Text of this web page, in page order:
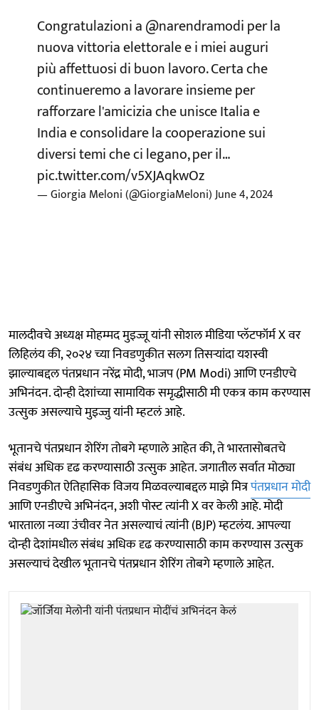
Congratulazioni a@narendramodiper la
nuova vittoria elettorale e i miei auguri
più affettuosi di buon lavoro. Certa che
continueremo a lavorare insieme per
rafforzare l'amicizia che unisce Italia e
India e consolidare la cooperazione sui
diversi temi che ci legano, per il…
pic.twitter.com/v5XJAqkwOz
— Giorgia Meloni (@GiorgiaMeloni)June 4, 2024
मालदीवचे अध्यक्ष मोहम्मद मुइज्जू यांनी सोशल मीडिया प्लॅटफॉर्म X वर
लिहिलंय की, २०२४ च्या निवडणुकीत सलग तिसऱ्यांदा यशस्वी
झाल्याबद्दल पंतप्रधान नरेंद्र मोदी, भाजप (PM Modi) आणि एनडीएचे
अभिनंदन. दोन्ही देशांच्या सामायिक समृद्धीसाठी मी एकत्र काम करण्यास
उत्सुक असल्याचे मुइज्जु यांनी म्हटलं आहे.
भूतानचे पंतप्रधान शेरिंग तोबगे म्हणाले आहेत की, ते भारतासोबतचे
संबंध अधिक दृढ करण्यासाठी उत्सुक आहेत. जगातील सर्वात मोठ्या
निवडणुकीत ऐतिहासिक विजय मिळवल्याबद्दल माझे मित्रपंतप्रधान मोदी
आणि एनडीएचे अभिनंदन, अशी पोस्ट त्यांनी X वर केली आहे. मोदी
भारताला नव्या उंचीवर नेत असल्याचं त्यांनी (BJP) म्हटलंय. आपल्या
दोन्ही देशांमधील संबंध अधिक दृढ करण्यासाठी काम करण्यास उत्सुक
असल्याचं देखील भूतानचे पंतप्रधान शेरिंग तोबगे म्हणाले आहेत.